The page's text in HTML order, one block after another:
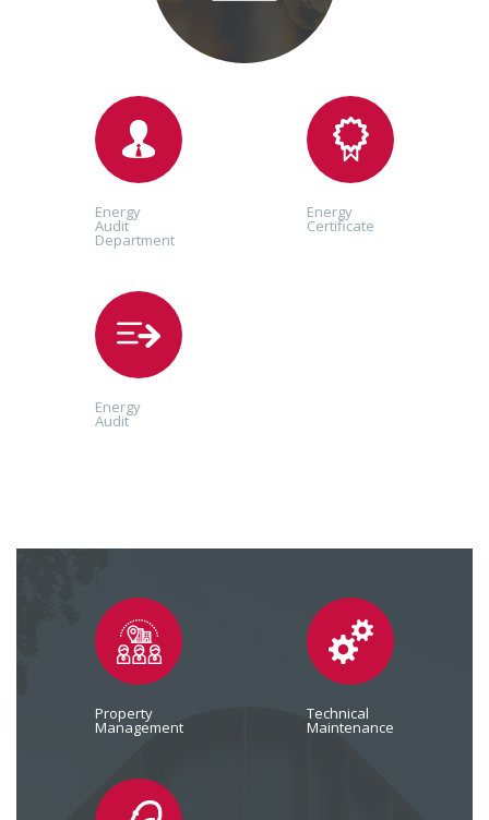
Energy
Audit
Department
Energy
Certificate
Energy
Audit
Property
Management
Technical
Maintenance